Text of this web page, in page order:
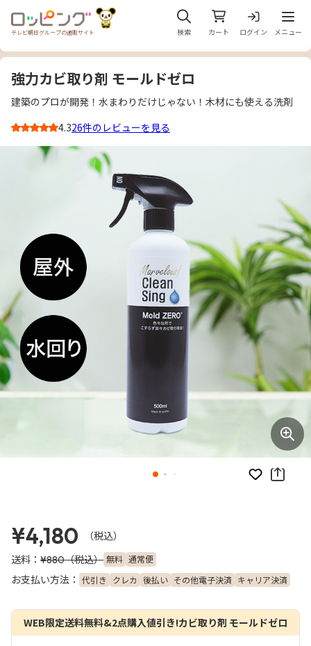
テレビ朝日グループの通販サイト 検索 カート ログイン
メニ
メニュー
お気に入り
強力カビ取り剤 モールドゼロ
建築のプロが開発！水まわりだけじゃない！木材にも使える洗剤
4.326件のレビューを見る
¥4,180
（税込）
送料： ¥880（税込） 無料 通常便
お支払い方法： 代引き クレカ 後払い その他電子決済 キャリア決済
WEB限定送料無料&2点購入値引き!カビ取り剤 モールドゼロ